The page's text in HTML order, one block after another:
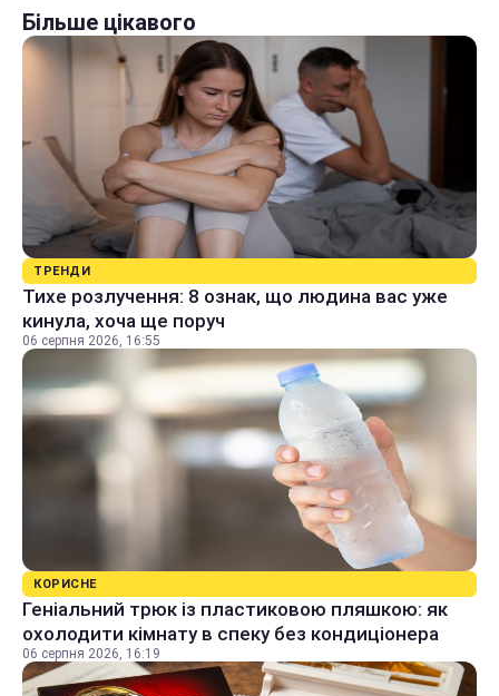
Більше цікавого
ТРЕНДИ
Тихе розлучення: 8 ознак, що людина вас уже
кинула, хоча ще поруч
06 серпня 2026, 16:55
КОРИСНЕ
Геніальний трюк із пластиковою пляшкою: як
охолодити кімнату в спеку без кондиціонера
06 серпня 2026, 16:19